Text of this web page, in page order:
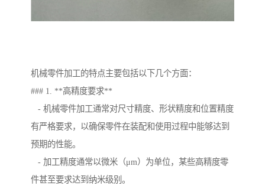
机械零件加工的特点主要包括以下几个方面：
### 1. **高精度要求**
- 机械零件加工通常对尺寸精度、形状精度和位置精度
有严格要求，以确保零件在装配和使用过程中能够达到
预期的性能。
- 加工精度通常以微米（μm）为单位，某些高精度零
件甚至要求达到纳米级别。